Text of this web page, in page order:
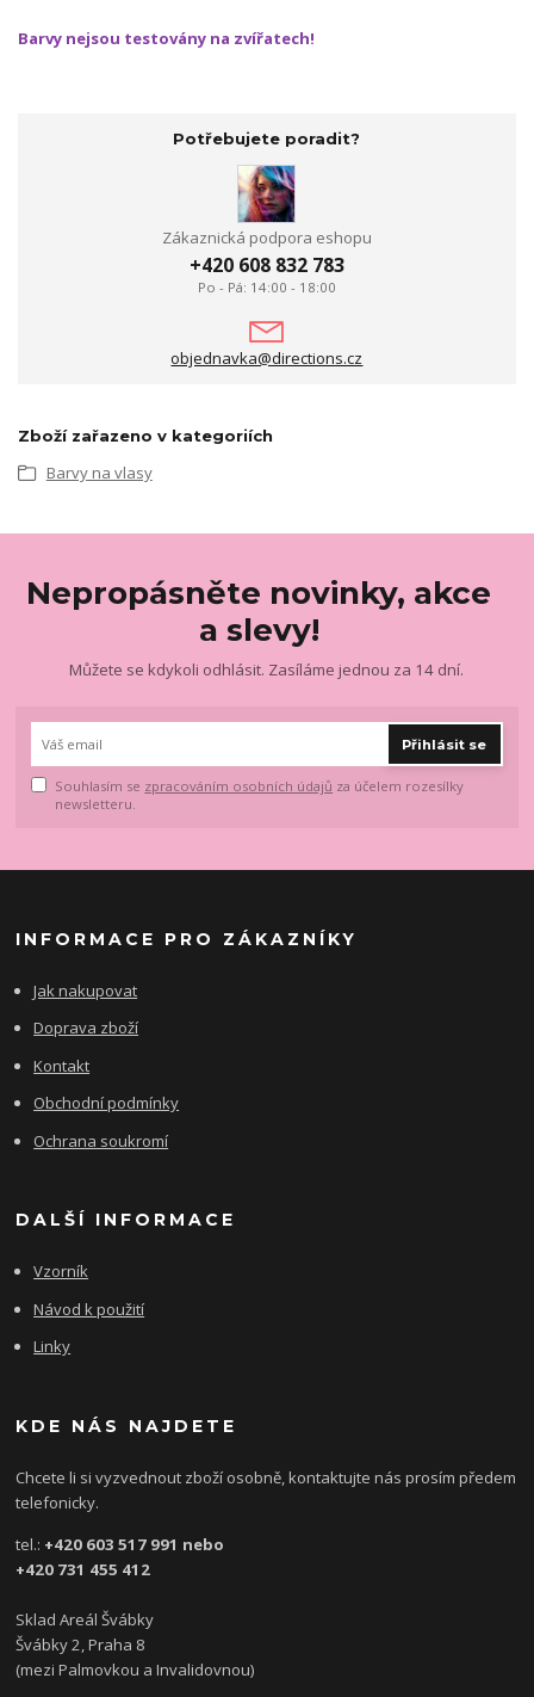
Barvy nejsou testovány na zvířatech!
Potřebujete poradit?
Zákaznická podpora eshopu
+420 608 832 783
Po - Pá: 14:00 - 18:00
objednavka@directions.cz
Zboží zařazeno v kategoriích
Barvy na vlasy
Nepropásněte novinky, akce
a slevy!
Můžete se kdykoli odhlásit. Zasíláme jednou za 14 dní.
Přihlásit se
Souhlasím se zpracováním osobních údajů za účelem rozesílky
newsletteru.
INFORMACE PRO ZÁKAZNÍKY
Jak nakupovat
Doprava zboží
Kontakt
Obchodní podmínky
Ochrana soukromí
DALŠÍ INFORMACE
Vzorník
Návod k použití
Linky
KDE NÁS NAJDETE
Chcete li si vyzvednout zboží osobně, kontaktujte nás prosím předem
telefonicky.
tel.: +420 603 517 991 nebo
+420 731 455 412
Sklad Areál Švábky
Švábky 2, Praha 8
(mezi Palmovkou a Invalidovnou)